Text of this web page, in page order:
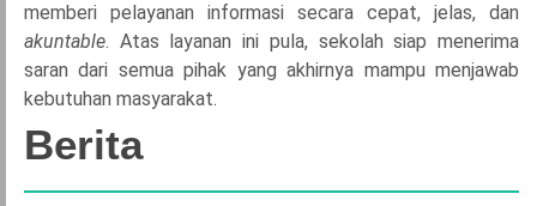
memberi pelayanan informasi secara cepat, jelas, dan
akuntable. Atas layanan ini pula, sekolah siap menerima
saran dari semua pihak yang akhirnya mampu menjawab
kebutuhan masyarakat.
Berita